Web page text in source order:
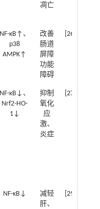
凋亡
NF-κB↑、
p38
AMPK↑
改善
肠道
屏障
功能
障碍
26
NF-κB↓、
Nrf2-HO-
1↓
抑制
氧化
应
激、
炎症
27
NF-κB↓
减轻
肝、
29